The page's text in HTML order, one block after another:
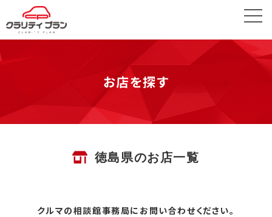
お店を探す
徳島県のお店一覧
クルマの相談館事務局にお問い合わせください。